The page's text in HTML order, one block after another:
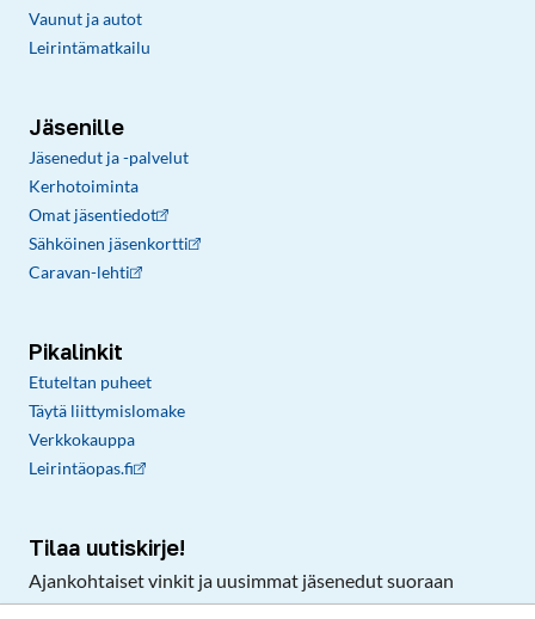
Vaunut ja autot
Leirintämatkailu
Jäsenille
Jäsenedut ja -palvelut
Kerhotoiminta
Omat jäsentiedot
Sähköinen jäsenkortti
Caravan-lehti
Pikalinkit
Etuteltan puheet
Täytä liittymislomake
Verkkokauppa
Leirintäopas.fi
Tilaa uutiskirje!
Ajankohtaiset vinkit ja uusimmat jäsenedut suoraan